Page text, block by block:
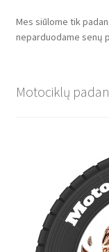
Mes siūlome tik
neparduodame senų
Motociklų